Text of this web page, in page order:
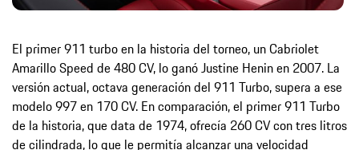
El primer 911 turbo en la historia del torneo, un Cabriolet
Amarillo Speed de 480 CV, lo ganó Justine Henin en 2007. La
versión actual, octava generación del 911 Turbo, supera a ese
modelo 997 en 170 CV. En comparación, el primer 911 Turbo
de la historia, que data de 1974, ofrecía 260 CV con tres litros
de cilindrada, lo que le permitía alcanzar una velocidad